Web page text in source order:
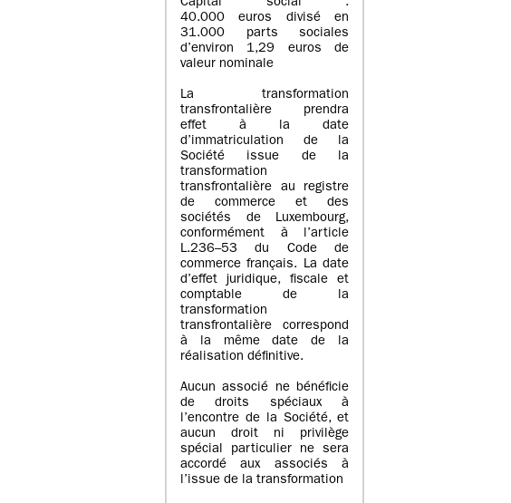
Capital social :
40.000 euros divisé en
31.000 parts sociales
d’environ 1,29 euros de
valeur nominale
La transformation
transfrontalière prendra
effet à la date
d’immatriculation de la
Société issue de la
transformation
transfrontalière au registre
de commerce et des
sociétés de Luxembourg,
conformément à l’article
L.236–53 du Code de
commerce français. La date
d’effet juridique, fiscale et
comptable de la
transformation
transfrontalière correspond
à la même date de la
réalisation définitive.
Aucun associé ne bénéficie
de droits spéciaux à
l’encontre de la Société, et
aucun droit ni privilège
spécial particulier ne sera
accordé aux associés à
l’issue de la transformation